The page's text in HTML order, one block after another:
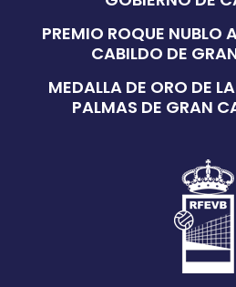
PREMIO ROQUE NUBLO
CABILDO DE
MEDALLA DE ORO DE
PALMAS DE GRAN